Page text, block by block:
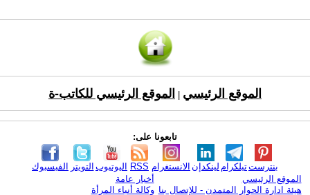
الموقع الرئيسي الموقع الرئيسي للكاتب-ة
تابعونا على:
الفيسبوك التويتر اليوتيوب RSS الانستغرام لينكدإن تيلكرامبنترست
الموقع الرئيسي
هيئة ادارة الحوار المتمدن - للإتصال بنا
أخبار عامة
وكالة أنباء المرأة